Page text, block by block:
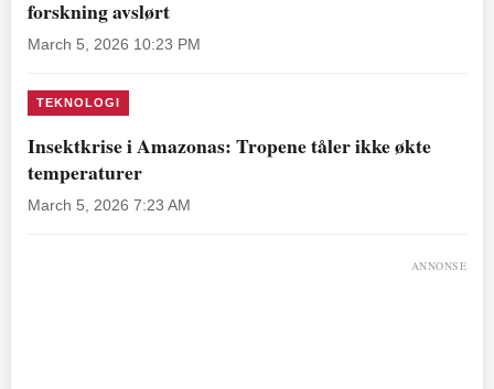
forskning avslørt
March 5, 2026 10:23 PM
TEKNOLOGI
Insektkrise i Amazonas: Tropene tåler ikke økte
temperaturer
March 5, 2026 7:23 AM
ANNONSE